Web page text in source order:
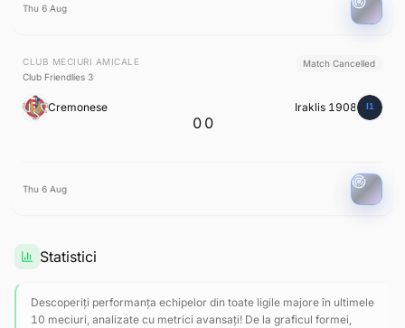
Thu 6 Aug
CLUB MECIURI AMICALE
Club Friendlies 3
Match Cancelled
Cremonese
0:0
Iraklis 1908
Thu 6 Aug
Statistici
Descoperiți performanța echipelor din toate ligile majore în ultimele
10 meciuri, analizate cu metrici avansați! De la graficul formei,